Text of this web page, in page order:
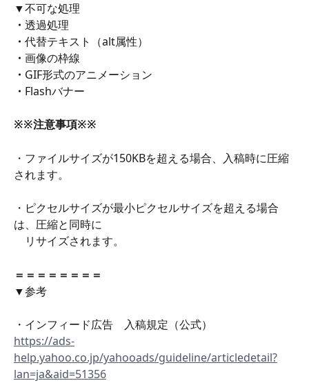
▼不可な処理
・ 透過処理
・ 代替テキスト（alt属性）
・ 画像の枠線
・ GIF形式のアニメーション
・ Flashバナー
※※注意事項※※
・ファイルサイズが150KBを超える場合、入稿時に圧縮
されます。
・ピクセルサイズが最小ピクセルサイズを超える場合
は、圧縮と同時に
リサイズされます。
＝＝＝＝＝＝＝＝
▼参考
・インフィード広告　入稿規定（公式）
https://ads-
help.yahoo.co.jp/yahooads/guideline/articledetail?
lan=ja&aid=51356